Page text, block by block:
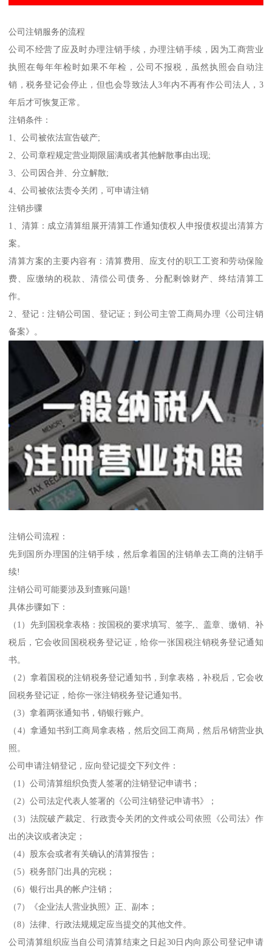
公司注销服务的流程
公司不经营了应及时办理注销手续，办理注销手续，因为工商营业
执照在每年年检时如果不年检，公司不报税，虽然执照会自动注
销，税务登记会停止，但也会导致法人3年内不再有作公司法人，3
年后才可恢复正常。
注销条件：
1、公司被依法宣告破产;
2、公司章程规定营业期限届满或者其他解散事由出现;
3、公司因合并、分立解散;
4、公司被依法责令关闭，可申请注销
注销步骤
1、清算：成立清算组展开清算工作通知债权人申报债权提出清算方
案。
清算方案的主要内容有：清算费用、应支付的职工工资和劳动保险
费、应缴纳的税款、清偿公司债务、分配剩馀财产、终结清算工
作。
2、登记：注销公司国、登记证；到公司主管工商局办理《公司注销
备案》。
注销公司流程：
先到国所办理国的注销手续，然后拿着国的注销单去工商的注销手
续!
注销公司可能要涉及到查账问题!
具体步骤如下：
（1）先到国税拿表格：按国税的要求填写、签字,、盖章、缴销、补
税后，它会收回国税税务登记证，给你一张国税注销税务登记通知
书。
（2）拿着国税的注销税务登记通知书，到拿表格，补税后，它会收
回税务登记证，给你一张注销税务登记通知书。
（3）拿着两张通知书，销银行账户。
（4）拿通知书到工商局拿表格，然后交回工商局，然后吊销营业执
照。
公司申请注销登记，应向登记提交下列文件：
（1）公司清算组织负责人签署的注销登记申请书；
（2）公司法定代表人签署的《公司注销登记申请书》；
（3）法院破产裁定、行政责令关闭的文件或公司依照《公司法》作
出的决议或者决定；
（4）股东会或者有关确认的清算报告；
（5）税务部门出具的完税；
（6）银行出具的帐户注销；
（7）《企业法人营业执照》正、副本；
（8）法律、行政法规规定应当提交的其他文件。
公司清算组织应当自公司清算结束之日起30日内向原公司登记申请